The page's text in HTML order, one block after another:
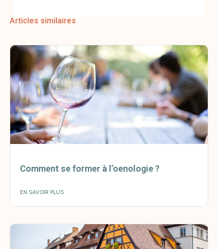
Articles similaires
Comment se former à l’oenologie ?
EN SAVOIR PLUS